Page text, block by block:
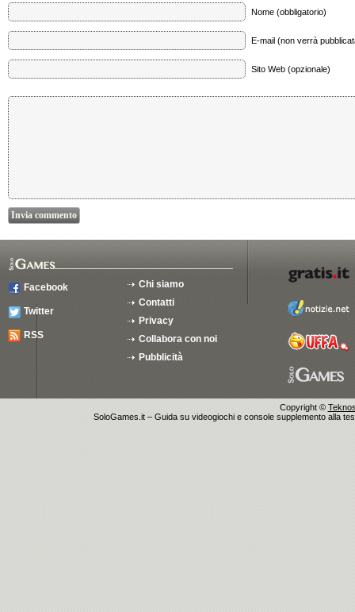
Nome (obbligatorio)
E-mail (non verrà
Sito Web (opzionale)
Facebook
Twitter
RSS
Chi siamo
Contatti
Privacy
Collabora con noi
Pubblicità
Copyright ©
SoloGames.it – Guida su videogiochi e console supplemento alla